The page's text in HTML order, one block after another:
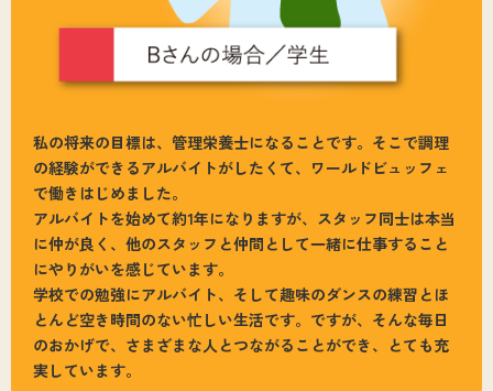
私の将来の目標は、管理栄養士になることです。そこで調理
の経験ができるアルバイトがしたくて、ワールドビュッフェ
で働きはじめました。
アルバイトを始めて約1年になりますが、スタッフ同士は本当
に仲が良く、他のスタッフと仲間として一緒に仕事すること
にやりがいを感じています。
学校での勉強にアルバイト、そして趣味のダンスの練習とほ
とんど空き時間のない忙しい生活です。ですが、そんな毎日
のおかげで、さまざまな人とつながることができ、とても充
実しています。